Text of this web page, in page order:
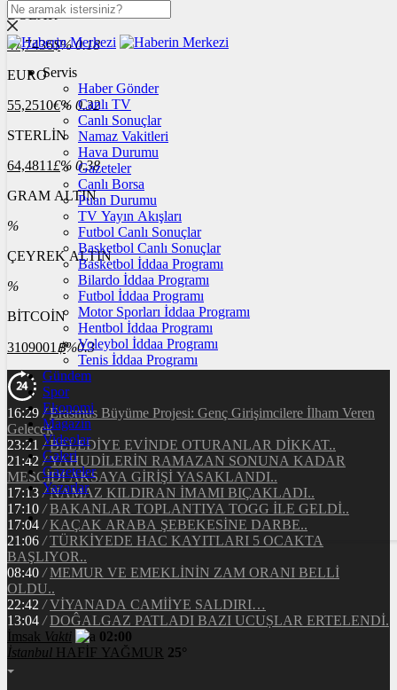
DOLAR
47,7436$% 0.18
EURO
55,2510€% 0.32
STERLİN
64,4811£% 0.38
GRAM ALTIN
%
ÇEYREK ALTIN
%
BİTCOİN
3109001 ฿%0.3
Servis
Haber Gönder
Canlı TV
Canlı Sonuçlar
Namaz Vakitleri
Hava Durumu
Gazeteler
Canlı Borsa
Puan Durumu
TV Yayın Akışları
Futbol Canlı Sonuçlar
Basketbol Canlı Sonuçlar
Basketbol İddaa Programı
Bilardo İddaa Programı
Futbol İddaa Programı
Motor Sporları İddaa Programı
Hentbol İddaa Programı
Voleybol İddaa Programı
Tenis İddaa Programı
Gündem
Spor
Ekonomi
Magazin
Videolar
Galeri
Gazeteler
Yazarlar
16:29 / Erasmus Büyüme Projesi: Genç Girişimcilere İlham Veren
Gelecek
23:21 / BELEDİYE EVİNDE OTURANLAR DİKKAT..
21:42 / YAHUDİLERİN RAMAZAN SONUNA KADAR
MESCİDİ AKSAYA GİRİŞİ YASAKLANDI..
17:13 / NAMAZ KILDIRAN İMAMI BIÇAKLADI..
17:10 / BAKANLAR TOPLANTIYA TOGG İLE GELDİ..
17:04 / KAÇAK ARABA ŞEBEKESİNE DARBE..
21:06 / TÜRKİYEDE HAC KAYITLARI 5 OCAKTA
BAŞLIYOR..
08:40 / MEMUR VE EMEKLİNİN ZAM ORANI BELLİ
OLDU..
22:42 / VİYANADA CAMİİYE SALDIRI…
13:04 / DOĜALGAZ PATLADI BAZI UCUṢLAR ERTELENDİ.
İmsak Vakti
02:00
İstanbul HAFİF YAĞMUR 25°